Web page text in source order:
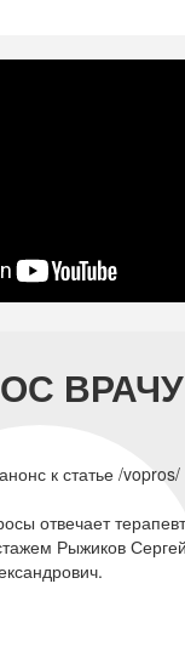
ВРАЧУ
отвечает терапевт
Рыжиков Сергей